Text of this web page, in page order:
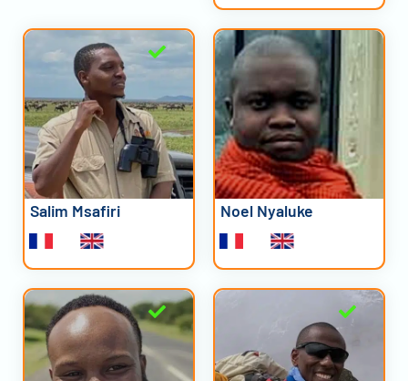
Salim Msafiri Noel Nyaluke